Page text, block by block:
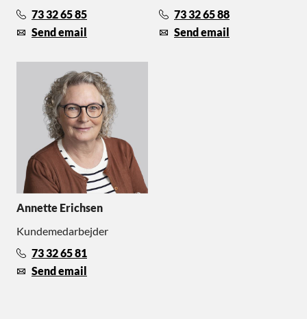
73 32 65 85
Send email
73 32 65 88
Send email
Annette Erichsen
Kundemedarbejder
73 32 65 81
Send email